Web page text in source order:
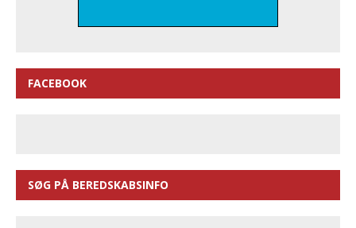
FACEBOOK
SØG PÅ BEREDSKABSINFO